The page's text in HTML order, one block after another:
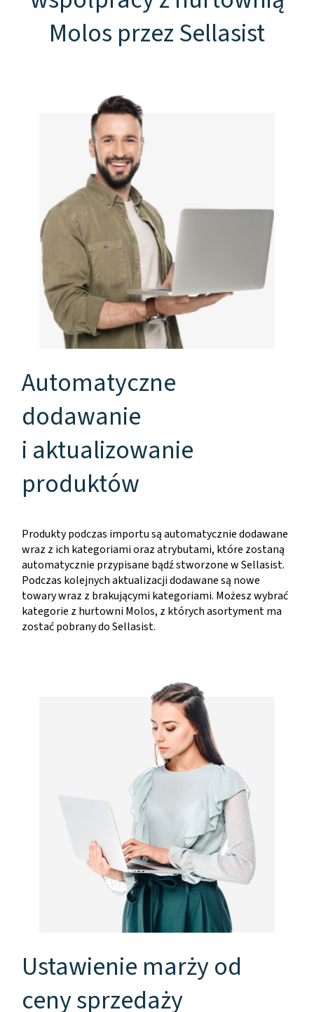
Molos przez Sellasist
Automatyczne
dodawanie
i aktualizowanie
produktów
Produkty podczas importu są automatycznie dodawane
wraz z ich kategoriami oraz atrybutami, które zostaną
automatycznie przypisane bądź stworzone w Sellasist.
Podczas kolejnych aktualizacji dodawane są nowe
towary wraz z brakującymi kategoriami. Możesz wybrać
kategorie z hurtowni Molos, z których asortyment ma
zostać pobrany do Sellasist.
Ustawienie marży od
ceny sprzedaży